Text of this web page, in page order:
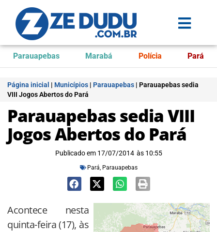
Parauapebas Marabá Polícia Pará
Página inicial | Municípios | Parauapebas | Parauapebas sedia
VIII Jogos Abertos do Pará
Parauapebas sedia VIII
Jogos Abertos do Pará
Publicado em 17/07/2014 às 10:55
Pará, Parauapebas
Acontece nesta
quinta-feira (17), às